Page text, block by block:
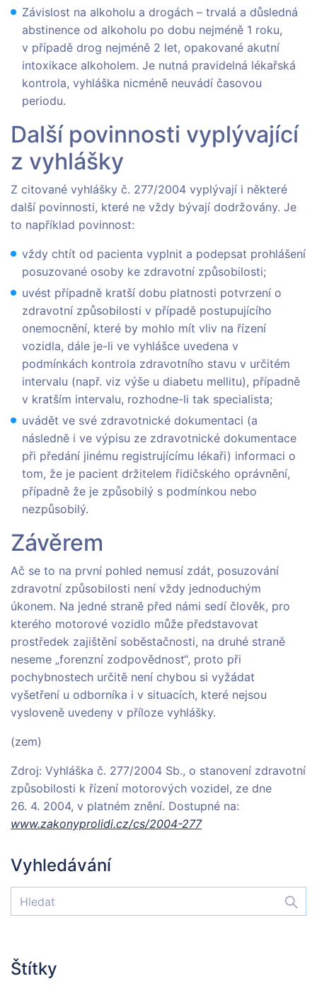
Závislost na alkoholu a drogách – trvalá a důsledná
abstinence od alkoholu po dobu nejméně 1 roku,
v případě drog nejméně 2 let, opakované akutní
intoxikace alkoholem. Je nutná pravidelná lékařská
kontrola, vyhláška nicméně neuvádí časovou
periodu.
Další povinnosti vyplývající
z vyhlášky
Z citované vyhlášky č. 277/2004 vyplývají i některé
další povinnosti, které ne vždy bývají dodržovány. Je
to například povinnost:
vždy chtít od pacienta vyplnit a podepsat prohlášení
posuzované osoby ke zdravotní způsobilosti;
uvést případně kratší dobu platnosti potvrzení o
zdravotní způsobilosti v případě postupujícího
onemocnění, které by mohlo mít vliv na řízení
vozidla, dále je-li ve vyhlášce uvedena v
podmínkách kontrola zdravotního stavu v určitém
intervalu (např. viz výše u diabetu mellitu), případně
v kratším intervalu, rozhodne-li tak specialista;
uvádět ve své zdravotnické dokumentaci (a
následně i ve výpisu ze zdravotnické dokumentace
při předání jinému registrujícímu lékaři) informaci o
tom, že je pacient držitelem řidičského oprávnění,
případně že je způsobilý s podmínkou nebo
nezpůsobilý.
Závěrem
Ač se to na první pohled nemusí zdát, posuzování
zdravotní způsobilosti není vždy jednoduchým
úkonem. Na jedné straně před námi sedí člověk, pro
kterého motorové vozidlo může představovat
prostředek zajištění soběstačnosti, na druhé straně
neseme „forenzní zodpovědnost“, proto při
pochybnostech určitě není chybou si vyžádat
vyšetření u odborníka i v situacích, které nejsou
vysloveně uvedeny v příloze vyhlášky.
(zem)
Zdroj: Vyhláška č. 277/2004 Sb., o stanovení zdravotní
způsobilosti k řízení motorových vozidel, ze dne
26. 4. 2004, v platném znění. Dostupné na:
www.zakonyprolidi.cz/cs/2004-277
Vyhledávání
Štítky